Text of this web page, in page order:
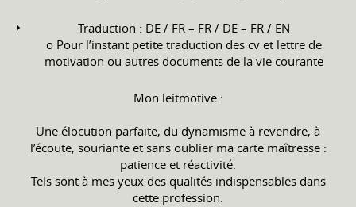
Traduction : DE / FR – FR / DE – FR / EN
o Pour l’instant petite traduction des cv et lettre de
motivation ou autres documents de la vie courante
Mon leitmotive :
Une élocution parfaite, du dynamisme à revendre, à
l’écoute, souriante et sans oublier ma carte maîtresse :
patience et réactivité.
Tels sont à mes yeux des qualités indispensables dans
cette profession.